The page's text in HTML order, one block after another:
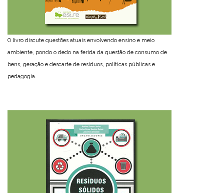
O livro discute questões atuais envolvendo ensino e meio
ambiente, pondo o dedo na ferida da questão de consumo de
bens, geração e descarte de resíduos, políticas públicas e
pedagogia.